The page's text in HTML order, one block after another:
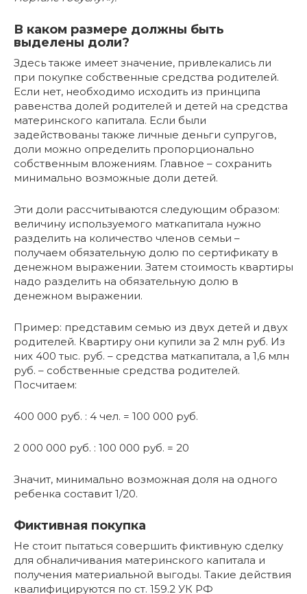
В каком размере должны быть
выделены доли?
Здесь также имеет значение, привлекались ли
при покупке собственные средства родителей.
Если нет, необходимо исходить из принципа
равенства долей родителей и детей на средства
материнского капитала. Если были
задействованы также личные деньги супругов,
доли можно определить пропорционально
собственным вложениям. Главное – сохранить
минимально возможные доли детей.
Эти доли рассчитываются следующим образом:
величину используемого маткапитала нужно
разделить на количество членов семьи –
получаем обязательную долю по сертификату в
денежном выражении. Затем стоимость квартиры
надо разделить на обязательную долю в
денежном выражении.
Пример: представим семью из двух детей и двух
родителей. Квартиру они купили за 2 млн руб. Из
них 400 тыс. руб. – средства маткапитала, а 1,6 млн
руб. – собственные средства родителей.
Посчитаем:
400 000 руб. : 4 чел. = 100 000 руб.
2 000 000 руб. : 100 000 руб. = 20
Значит, минимально возможная доля на одного
ребенка составит 1/20.
Фиктивная покупка
Не стоит пытаться совершить фиктивную сделку
для обналичивания материнского капитала и
получения материальной выгоды. Такие действия
квалифицируются по ст. 159.2 УК РФ